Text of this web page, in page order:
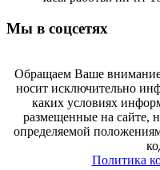
Мы в соцсетях
Обращаем Ваше внимание
носит исключительно
каких условиях
размещенные на сайте,
определяемой
Политика